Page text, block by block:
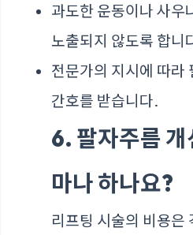
과도한 운동이나 사우
노출되지 않도록 합니
전문가의 지시에 따라
간호를 받습니다.
6. 팔자주름 개
마나 하나요?
리프팅 시술의 비용은